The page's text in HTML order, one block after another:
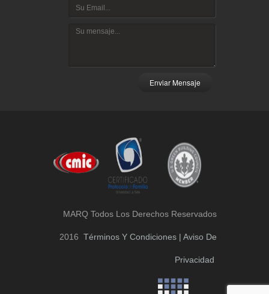
Enviar Mensaje
MARQ Todos Los Derechos Reservados
2016 Términos Y Condiciones | Aviso De
Privacidad